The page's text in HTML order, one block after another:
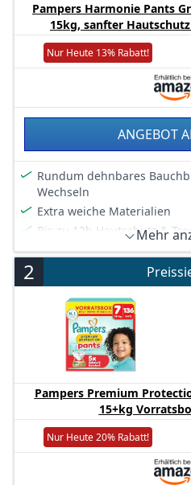
Pampers Harmonie Pants
15kg, sanfter
Nur Heute 13% Rabatt!
ANGEBOT
Rundum dehnbares
Wechseln
Extra weiche Materialien
Bis zu 12h Hautschutz &
0 Prozent Parfüm und Lotion
Hypoallergen* &
um das Risiko von
Zellulose aus FSC-
verantwortungsvollen
Zertifiziert gemäß
Zertifiziert gemäß OEKO-
Dermatologen der SHA
Babyhaut bestätigt (SHA
bei Kontakt mit Babyhaut
unseren Webseiten.)
Mehr
2
Pampers Premium
15+kg
Nur Heute 20% Rabatt!